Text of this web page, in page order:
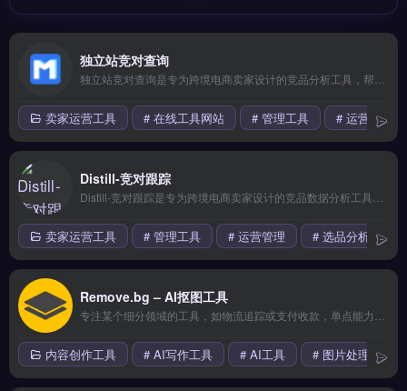
独立站竞对查询
卖家运营工具 # 在线工具网站 # 管理工具 # 运营管理
Distill-竞对跟踪
卖家运营工具 # 管理工具 # 运营管理 # 选品分析
Remove.bg – AI抠图工具
内容创作工具 # AI写作工具 # AI工具 # 图片处理